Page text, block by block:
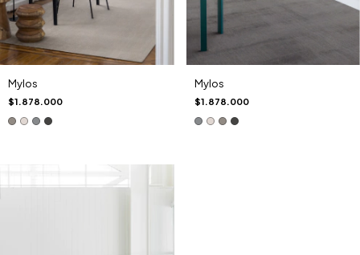
Mylos
$1.878.000
Mylos
$1.878.000